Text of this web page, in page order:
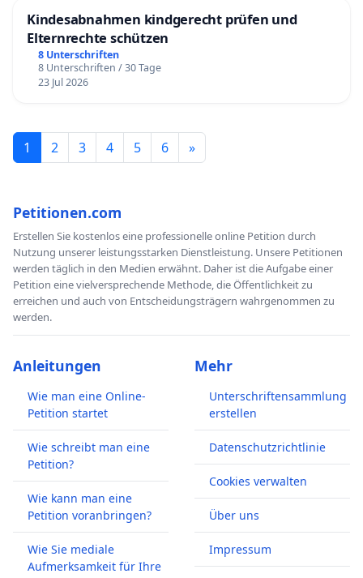
Kindesabnahmen kindgerecht prüfen und
Elternrechte schützen
8 Unterschriften
8 Unterschriften / 30 Tage
23 Jul 2026
1 2 3 4 5 6 »
Petitionen.com
Erstellen Sie kostenlos eine professionelle online Petition durch
Nutzung unserer leistungsstarken Dienstleistung. Unsere Petitionen
werden täglich in den Medien erwähnt. Daher ist die Aufgabe einer
Petition eine vielversprechende Methode, die Öffentlichkeit zu
erreichen und auch von Entscheidungsträgern wahrgenommen zu
werden.
Anleitungen
Wie man eine Online-
Petition startet
Wie schreibt man eine
Petition?
Wie kann man eine
Petition voranbringen?
Wie Sie mediale
Aufmerksamkeit für Ihre
Mehr
Unterschriftensammlung
erstellen
Datenschutzrichtlinie
Cookies verwalten
Über uns
Impressum